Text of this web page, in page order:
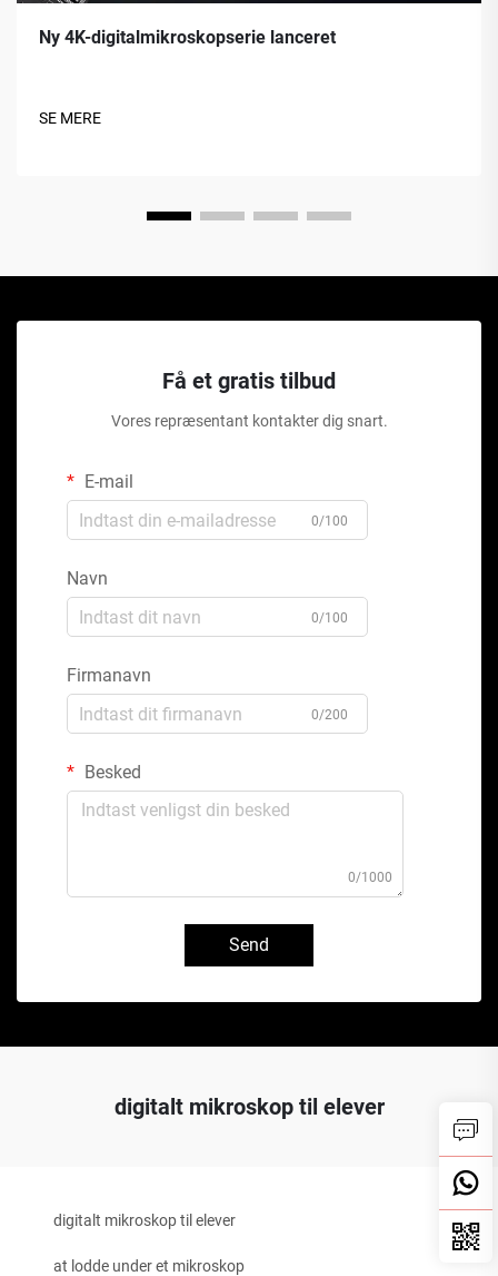
Ny 4K-digitalmikroskopserie lanceret
SE MERE
Få et gratis tilbud
Vores repræsentant kontakter dig snart.
E-mail
0/100
Navn
0/100
Firmanavn
0/200
Besked
0/1000
Send
digitalt mikroskop til elever
digitalt mikroskop til elever
at lodde under et mikroskop